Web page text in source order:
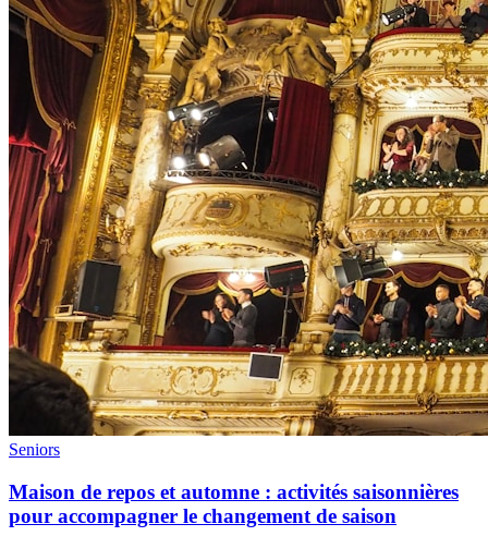
Seniors
Maison de repos et automne : activités saisonnières
pour accompagner le changement de saison